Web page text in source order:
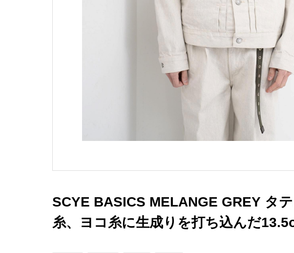
SCYE BASICS MELANGE GREY タ
糸、ヨコ糸に生成りを打ち込んだ